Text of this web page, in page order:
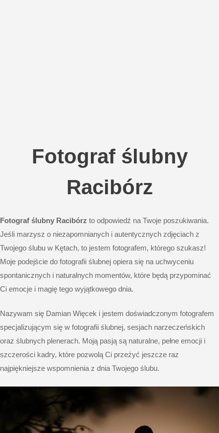
Fotograf ślubny
Racibórz
Fotograf ślubny Racibórz to odpowiedź na Twoje poszukiwania.
Jeśli marzysz o niezapomnianych i autentycznych zdjęciach z
Twojego ślubu w Kętach, to jestem fotografem, którego szukasz!
Moje podejście do fotografii ślubnej opiera się na uchwyceniu
spontanicznych i naturalnych momentów, które będą przypominać
Ci emocje i magię tego wyjątkowego dnia.
Nazywam się Damian Więcek i jestem doświadczonym fotografem
specjalizującym się w fotografii ślubnej, sesjach narzeczeńskich
oraz ślubnych plenerach. Moją pasją są naturalne, pełne emocji i
szczerości kadry, które pozwolą Ci przeżyć jeszcze raz
najpiękniejsze wspomnienia z dnia Twojego ślubu.